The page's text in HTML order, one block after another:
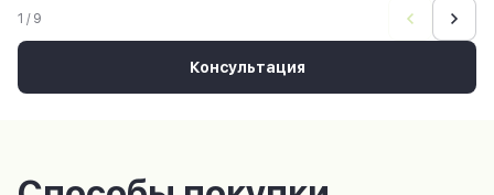
Консультация
1 / 9